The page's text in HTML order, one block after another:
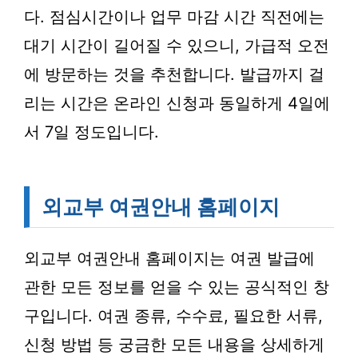
다. 점심시간이나 업무 마감 시간 직전에는
대기 시간이 길어질 수 있으니, 가급적 오전
에 방문하는 것을 추천합니다. 발급까지 걸
리는 시간은 온라인 신청과 동일하게 4일에
서 7일 정도입니다.
외교부 여권안내 홈페이지
외교부 여권안내 홈페이지는 여권 발급에
관한 모든 정보를 얻을 수 있는 공식적인 창
구입니다. 여권 종류, 수수료, 필요한 서류,
신청 방법 등 궁금한 모든 내용을 상세하게